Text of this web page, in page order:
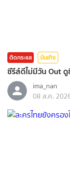
ติดกระแส บันเทิง
ซีรีส์ดีไม่มีวัน Out
ima_nan
08 ส.ค.